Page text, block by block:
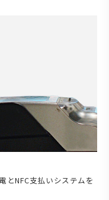
とNFC支払いシステムを